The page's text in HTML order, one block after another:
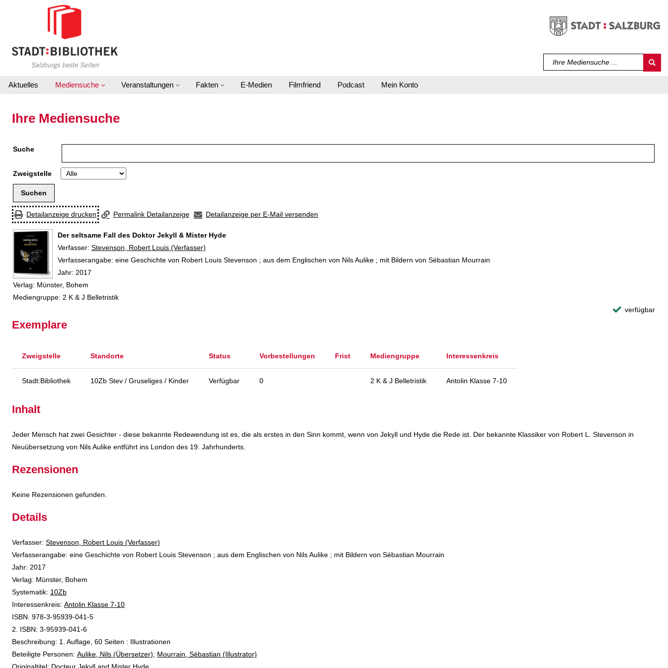
Zur Detailanzeige springen
Sprache auswählen
Aktuelles Mediensuche Veranstaltungen Fakten E-Medien Filmfriend Podcast Mein Konto
Ihre Mediensuche
Suche
Zweigstelle
Detailanzeige drucken Permalink Detailanzeige Detailanzeige per E-Mail versenden
Der seltsame Fall des Doktor Jekyll & Mister Hyde
Verfasser: Suche nach diesem Verfasser
Stevenson, Robert Louis (Verfasser)
Verfasserangabe: eine Geschichte von Robert Louis Stevenson ; aus dem Englischen von Nils Aulike ; mit Bildern von Sébastian Mourrain
Jahr: 2017
Verlag: Münster, Bohem
Mediengruppe: 2 K & J Belletristik
verfügbar
Exemplare
Zweigstelle Standorte Status Vorbestellungen Frist Mediengruppe Interessenkreis
Stadt:Bibliothek 10Zb Stev / Gruseliges / Kinder Verfügbar 0 2 K & J Belletristik Antolin Klasse 7-10
Inhalt
Jeder Mensch hat zwei Gesichter - diese bekannte Redewendung ist es, die als erstes in den Sinn kommt, wenn von Jekyll und Hyde die Rede ist. Der bekannte Klassiker von Robert L. Stevenson in
Neuübersetzung von Nils Aulike entführt ins London des 19. Jahrhunderts.
Rezensionen
Keine Rezensionen gefunden.
Details
Verfasser: Suche nach diesem Verfasser
Stevenson, Robert Louis (Verfasser)
Verfasserangabe: eine Geschichte von Robert Louis Stevenson ; aus dem Englischen von Nils Aulike ; mit Bildern von Sébastian Mourrain
Jahr: 2017
Verlag: Münster, Bohem
opens in new tab
Diesen Link in neuem Tab öffnen
Systematik: Suche nach dieser Systematik
10Zb
Interessenkreis: Suche nach diesem Interessenskreis
Antolin Klasse 7-10
ISBN: 978-3-95939-041-5
2. ISBN: 3-95939-041-6
Beschreibung: 1. Auflage, 60 Seiten : Illustrationen
Beteiligte Personen: Suche nach dieser Beteiligten Person
Aulike, Nils (Übersetzer); Mourrain, Sébastian (Illustrator)
Originaltitel: Docteur Jekyll and Mister Hyde